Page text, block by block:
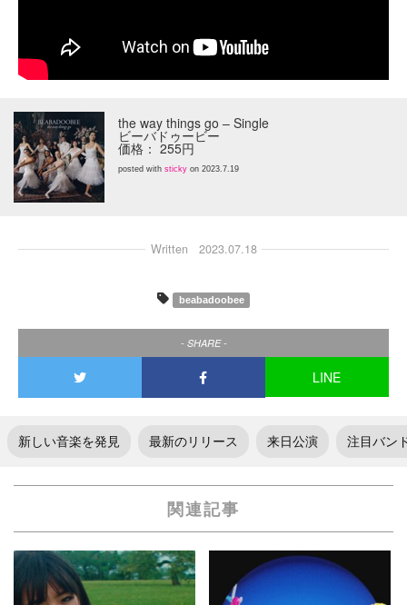
the way things go – Single
ビーバドゥービー
価格： 255円
posted with sticky on 2023.7.19
Written 2023.07.18
beabadoobee
- SHARE -
LINE
新しい音楽を発見 最新のリリース 来日公演 注目バン
関連記事